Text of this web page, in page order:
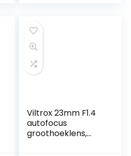
Viltrox 23mm F1.4
autofocus
groothoeklens,